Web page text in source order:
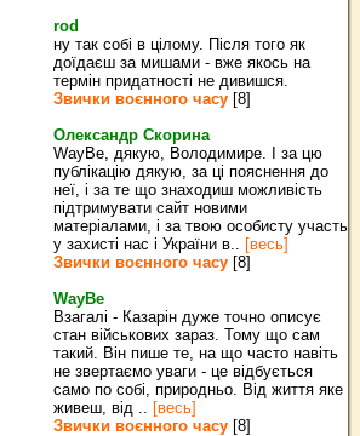
rod
ну так собі в цілому. Після того як
доїдаєш за мишами - вже якось на
термін придатності не дивишся.
Звички воєнного часу [8]
Олександр Скорина
WayBe, дякую, Володимире. І за цю
публікацію дякую, за ці пояснення до
неї, і за те що знаходиш можливість
підтримувати сайт новими
матеріалами, і за твою особисту участь
у захисті нас і України в.. [весь]
Звички воєнного часу [8]
WayBe
Взагалі - Казарін дуже точно описує
стан військових зараз. Тому що сам
такий. Він пише те, на що часто навіть
не звертаємо уваги - це відбується
само по собі, природньо. Від життя яке
живеш, від .. [весь]
Звички воєнного часу [8]